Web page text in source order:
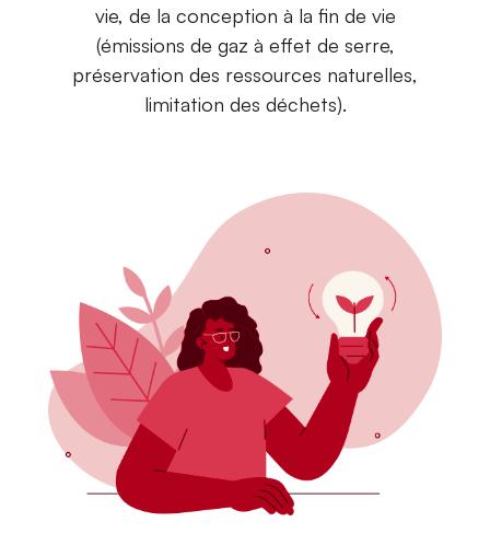
vie, de la conception à la fin de vie
(émissions de gaz à effet de serre,
préservation des ressources naturelles,
limitation des déchets).